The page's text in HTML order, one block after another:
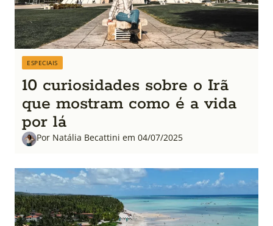
ESPECIAIS
10 curiosidades sobre o Irã
que mostram como é a vida
por lá
Por Natália Becattini em 04/07/2025